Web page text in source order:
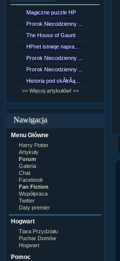
Magiczne puzzle HP
Prorok Niecodzienny ...
The House of Gaunt
HPnet istnieje napra...
Prorok Niecodzienny ...
Prorok Niecodzienny ...
Historia pod skĂłrÂą...
>> Więcej artykułów! <<
Nawigacja
Menu Główne
Harry Potter
Artykuły
Forum
Galeria
Chat
Facebook
Fan Fiction
Współpraca
Twitter
Daty premier
Hogwart
Tiara Przydziału
Puchar Domów
Hogwart
Pomoc